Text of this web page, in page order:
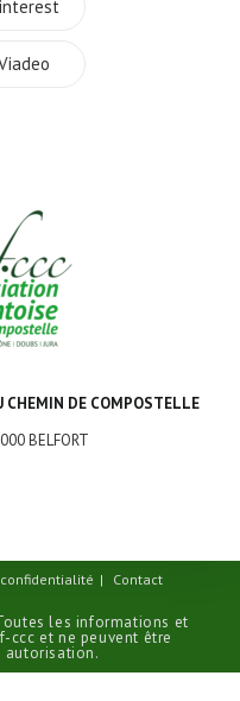
CHEMIN DE COMPOSTELLE
BELFORT
Contact
les informations et
ccc et ne peuvent être
autorisation.